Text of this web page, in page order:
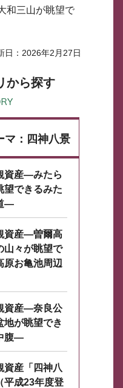
和三山が眺望で
日：2026年2月27日
から探す
マ：四神八景
資産―みたら
望できるみた
―
資産―曽爾高
山々が眺望で
原お亀池周辺
資産―奈良公
地が眺望でき
腹―
資産「四神八
平成23年度登